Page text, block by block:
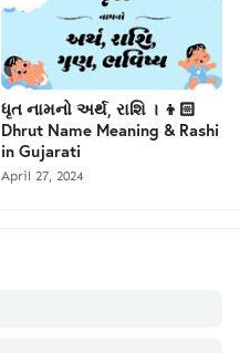
ધૃત નામનો અર્થ, રાશિ । 👦🏻
Dhrut Name Meaning & Rashi
in Gujarati
April 27, 2024